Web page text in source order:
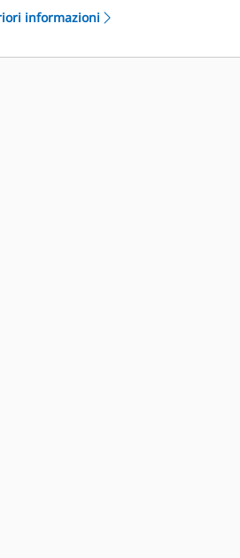
utile del frantumatore.
di protezione ulteriore nelle
informazioni